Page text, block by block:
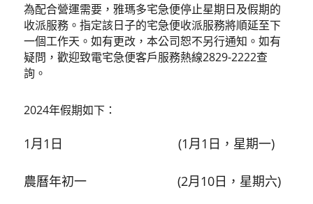
為配合營運需要，雅瑪多宅急便停止星期日及假期的
收派服務。指定該日子的宅急便收派服務將順延至下
一個工作天。如有更改，本公司恕不另行通知。如有
疑問，歡迎致電宅急便客戶服務熱線2829-2222查
詢。
2024年假期如下：
1月1日 (1月1日，星期一)
農曆年初一 (2月10日，星期六)